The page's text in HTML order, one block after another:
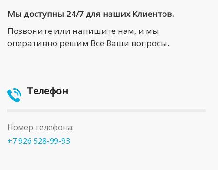
Мы доступны 24/7 для наших Клиентов.
Позвоните или напишите нам, и мы
оперативно решим Все Ваши вопросы.
Телефон
Номер телефона:
+7 926 528-99-93